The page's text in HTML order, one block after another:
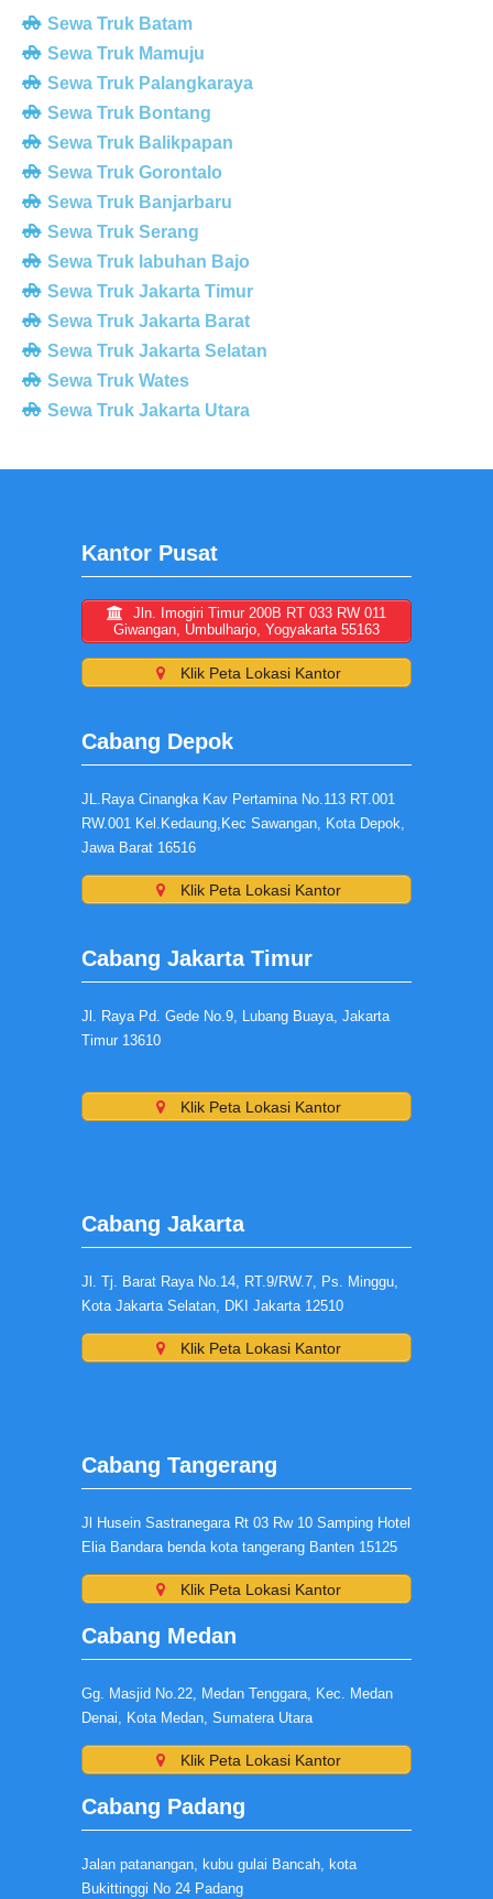
Sewa Truk Batam
Sewa Truk Mamuju
Sewa Truk Palangkaraya
Sewa Truk Bontang
Sewa Truk Balikpapan
Sewa Truk Gorontalo
Sewa Truk Banjarbaru
Sewa Truk Serang
Sewa Truk labuhan Bajo
Sewa Truk Jakarta Timur
Sewa Truk Jakarta Barat
Sewa Truk Jakarta Selatan
Sewa Truk Wates
Sewa Truk Jakarta Utara
Kantor Pusat
Jln. Imogiri Timur 200B RT 033 RW 011
Giwangan, Umbulharjo, Yogyakarta 55163
Klik Peta Lokasi Kantor
Cabang Depok
JL.Raya Cinangka Kav Pertamina No.113 RT.001
RW.001 Kel.Kedaung,Kec Sawangan, Kota Depok,
Jawa Barat 16516
Klik Peta Lokasi Kantor
Cabang Jakarta Timur
Jl. Raya Pd. Gede No.9, Lubang Buaya, Jakarta
Timur 13610
Klik Peta Lokasi Kantor
Cabang Jakarta
Jl. Tj. Barat Raya No.14, RT.9/RW.7, Ps. Minggu,
Kota Jakarta Selatan, DKI Jakarta 12510
Klik Peta Lokasi Kantor
Cabang Tangerang
Jl Husein Sastranegara Rt 03 Rw 10 Samping Hotel
Elia Bandara benda kota tangerang Banten 15125
Klik Peta Lokasi Kantor
Cabang Medan
Gg. Masjid No.22, Medan Tenggara, Kec. Medan
Denai, Kota Medan, Sumatera Utara
Klik Peta Lokasi Kantor
Cabang Padang
Jalan patanangan, kubu gulai Bancah, kota
Bukittinggi No 24 Padang